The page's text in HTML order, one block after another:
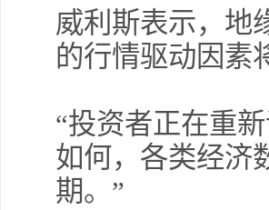
威利斯表示，地
的行情驱动因素
“投资者正在重
如何，各类经济
期。”